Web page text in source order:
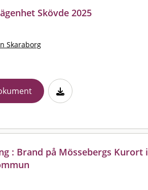
Skövde 2025
Skaraborg
: Brand på Mössebergs Kurort i